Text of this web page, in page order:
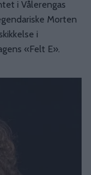
i Vålerengas
Morten
i
«Felt E».